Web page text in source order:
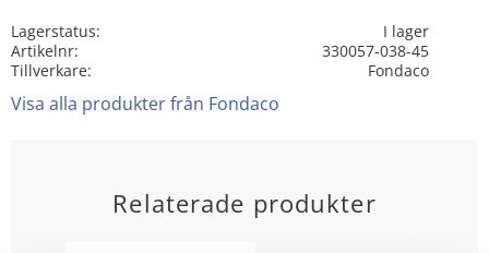
Lagerstatus
I lager
Artikelnr
330057-038-45
Tillverkare
Fondaco
Visa alla produkter från Fondaco
Relaterade produkter